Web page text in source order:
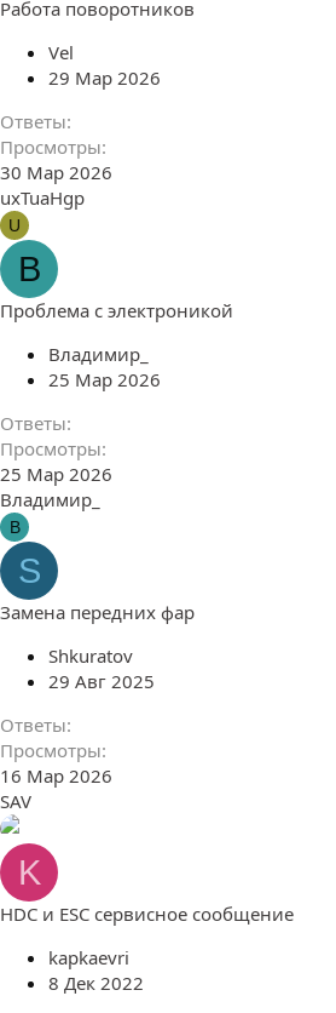
Работа поворотников
Vel
29 Мар 2026
Ответы
Просмотры
30 Мар 2026
uxTuaHgp
U
В
Проблема с электроникой
Владимир_
25 Мар 2026
Ответы
Просмотры
25 Мар 2026
Владимир_
В
S
Замена передних фар
Shkuratov
29 Авг 2025
Ответы
Просмотры
16 Мар 2026
SAV
K
HDC и ESC сервисное сообщение
kapkaevri
8 Дек 2022